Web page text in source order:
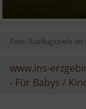
Foto: Ausflugsziele
www.ins-
- Für Babys /